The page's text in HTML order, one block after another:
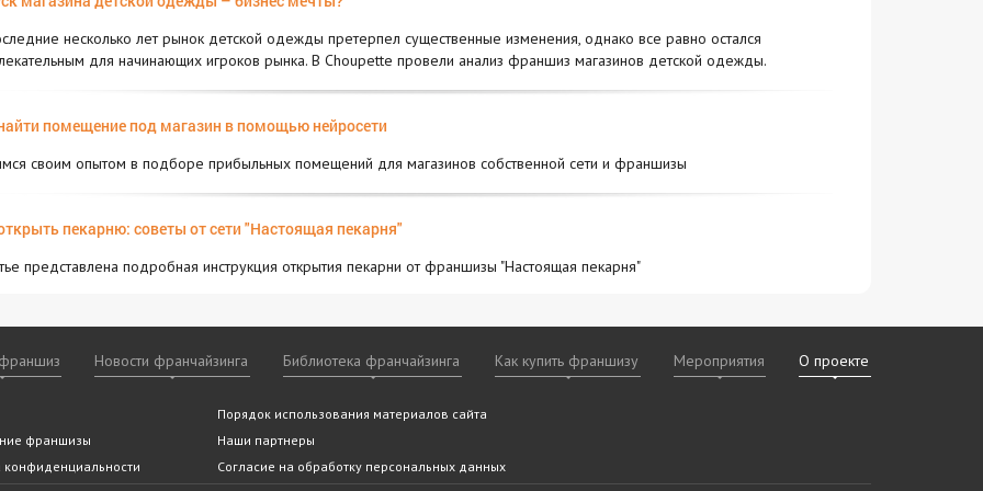
несколько лет рынок детской одежды претерпел существенные изменения, однако все равно остался
для начинающих игроков рынка. В Choupette провели анализ франшиз магазинов детской одежды.
помещение под магазин в помощью нейросети
своим опытом в подборе прибыльных помещений для магазинов собственной сети и франшизы
пекарню: советы от сети "Настоящая пекарня"
представлена подробная инструкция открытия пекарни от франшизы "Настоящая пекарня"
По алфавиту По городам
Новости франчайзинга
Новости
Библиотека франчайзинга
Статьи и аналитика
franshiza.ru в СМИ
Отзывы о франшизах
Как купить франшизу
ли Вам франчайзинг
франшизы
Помощь эксперта
(подобрать франшизу)
Часто задаваемые
Мероприятия
мероприятия
О проекте
франшизы
конфиденциальности
Порядок использования материалов сайта
Наши партнеры
Согласие на обработку персональных данных